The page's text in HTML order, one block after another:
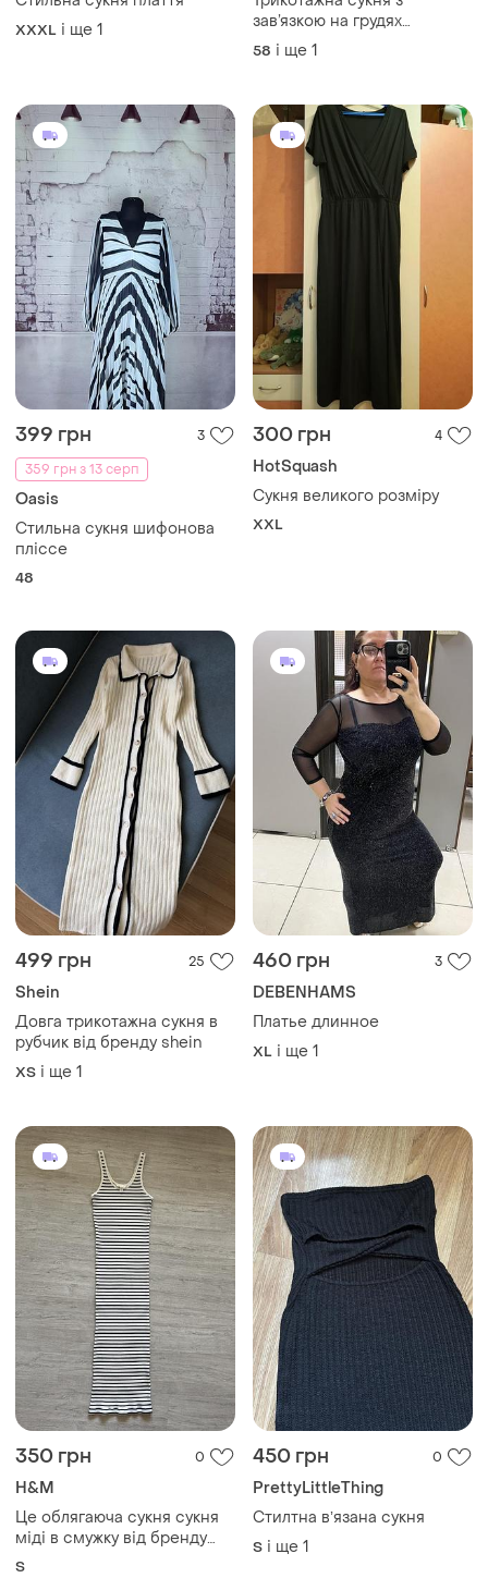
XXXL і ще 1
зав’язкою на грудях
великого рощиіру батал
h&m, xxxxxl 58р
58 і ще 1
399 грн
3
359 грн з 13 серп
Oasis
Стильна сукня шифонова
пліссе
48
300 грн 4
HotSquash
Сукня великого розміру
XXL
499 грн 25
Shein
Довга трикотажна сукня в
рубчик від бренду shein
ХS і ще 1
460 грн 3
DEBENHAMS
Платье длинное
XL і ще 1
350 грн 0
H&M
Це облягаюча сукня сукня
міді в смужку від бренду
h&m з глибоким вирізом.
S
450 грн 0
PrettyLittleThing
Стилтна вʼязана сукня
S і ще 1